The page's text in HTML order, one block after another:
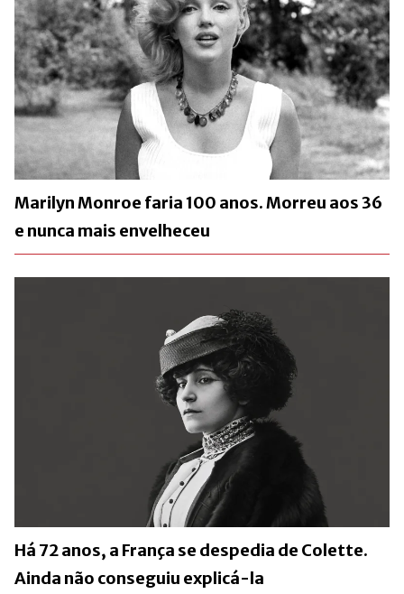
Marilyn Monroe faria 100 anos. Morreu aos 36
e nunca mais envelheceu
Há 72 anos, a França se despedia de Colette.
Ainda não conseguiu explicá-la